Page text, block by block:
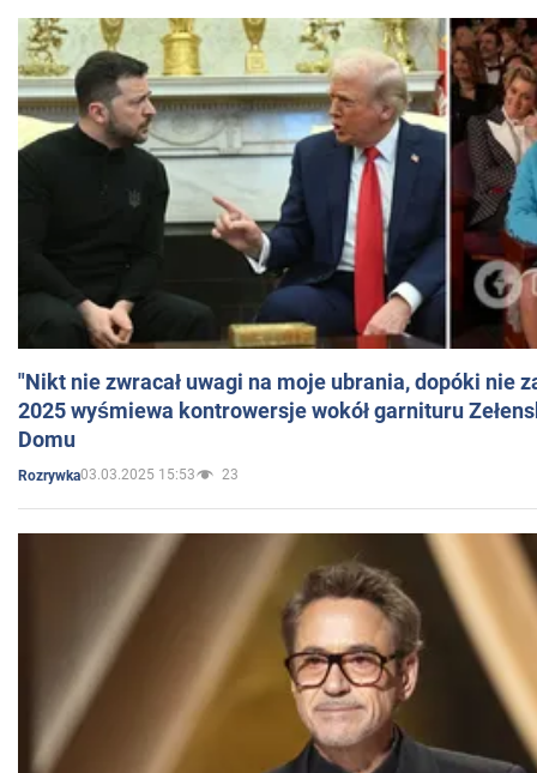
"Nikt nie zwracał uwagi na moje ubrania, dopóki nie
2025 wyśmiewa kontrowersje wokół garnituru
Domu
Rozrywka03.03.2025 15:53 23